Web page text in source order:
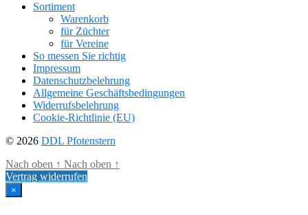
Sortiment
Warenkorb
für Züchter
für Vereine
So messen Sie richtig
Impressum
Datenschutzbelehrung
Allgemeine Geschäftsbedingungen
Widerrufsbelehrung
Cookie-Richtlinie (EU)
© 2026 DDL Pfotenstern
Nach oben ↑ Nach oben ↑
Vertrag widerrufen
×